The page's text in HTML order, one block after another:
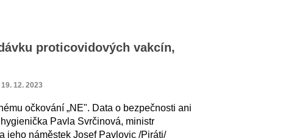
proticovidových vakcín,
19. 12. 2023
očkování „NE". Data o bezpečnosti ani
Pavla Svrčinová, ministr
jeho náměstek Josef Pavlovic /Piráti/